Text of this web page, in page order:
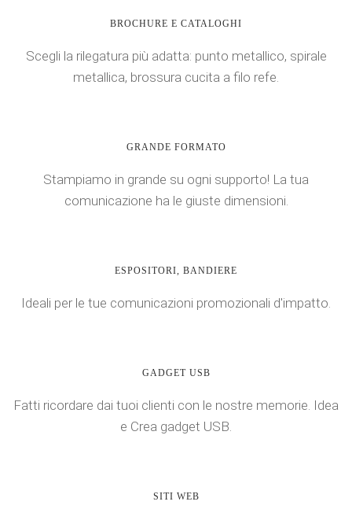
BROCHURE E CATALOGHI
Scegli la rilegatura più adatta: punto metallico, spirale
metallica, brossura cucita a filo refe.
GRANDE FORMATO
Stampiamo in grande su ogni supporto! La tua
comunicazione ha le giuste dimensioni.
ESPOSITORI, BANDIERE
Ideali per le tue comunicazioni promozionali d'impatto.
GADGET USB
Fatti ricordare dai tuoi clienti con le nostre memorie. Idea
e Crea gadget USB.
SITI WEB